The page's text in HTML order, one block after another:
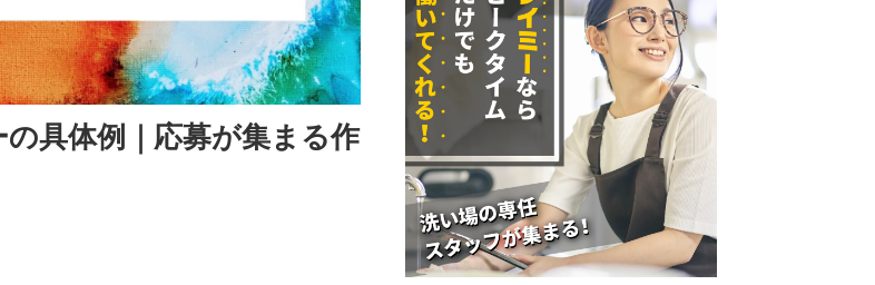
具体例｜応募が集まる作